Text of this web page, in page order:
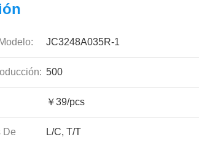
JC3248A035R-1
500
￥39/pcs
De
L/C, T/T